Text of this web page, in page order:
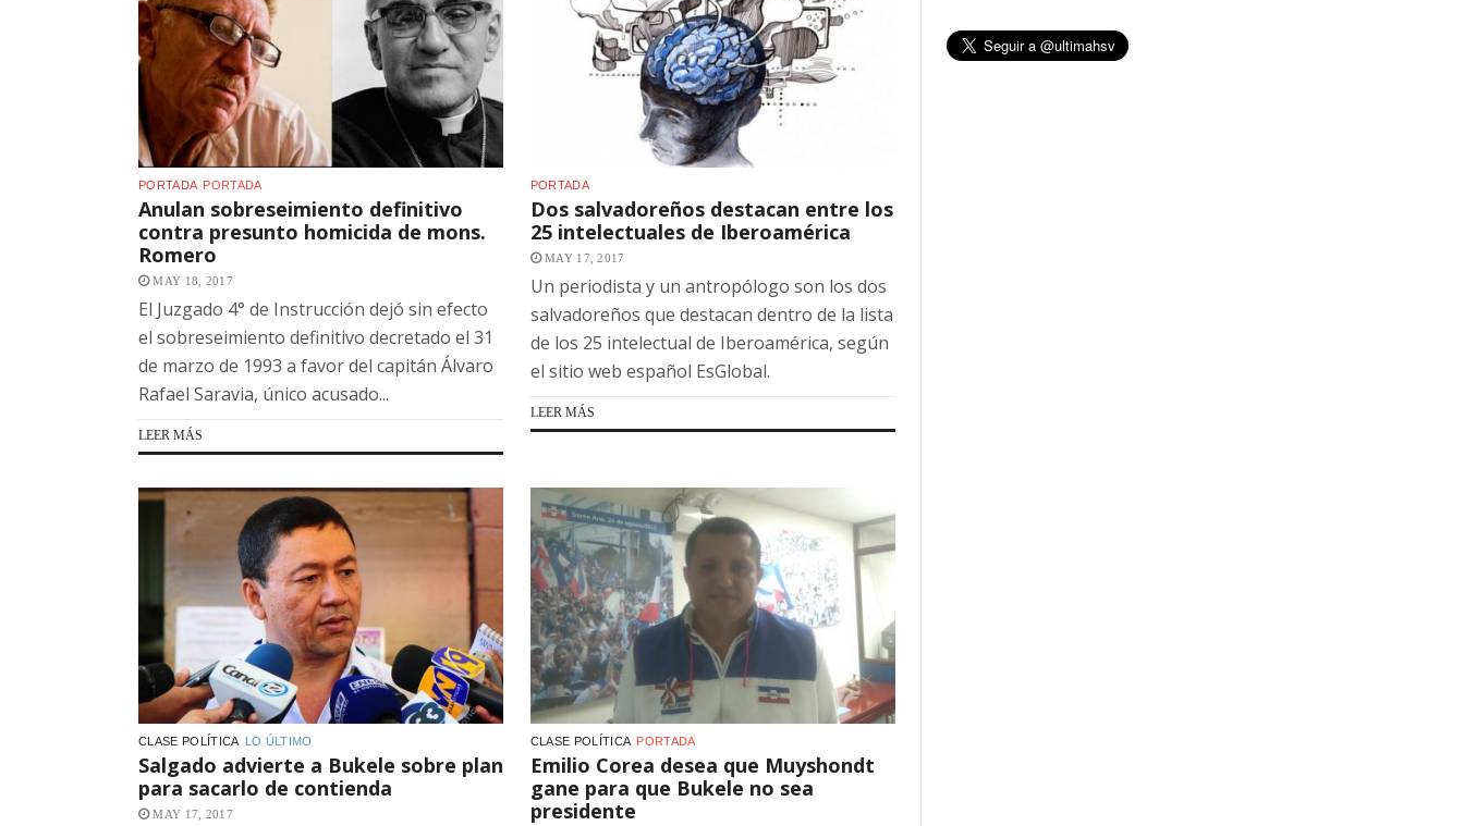
PORTADA PORTADA
Anulan sobreseimiento definitivo
contra presunto homicida de mons.
Romero
MAY 18, 2017
El Juzgado 4° de Instrucción dejó sin efecto
el sobreseimiento definitivo decretado el 31
de marzo de 1993 a favor del capitán Álvaro
Rafael Saravia, único acusado...
LEER MÁS
PORTADA
Dos salvadoreños destacan entre los
25 intelectuales de Iberoamérica
MAY 17, 2017
Un periodista y un antropólogo son los dos
salvadoreños que destacan dentro de la lista
de los 25 intelectual de Iberoamérica, según
el sitio web español EsGlobal.
LEER MÁS
CLASE POLÍTICA LO ÚLTIMO
Salgado advierte a Bukele sobre plan
para sacarlo de contienda
MAY 17, 2017
CLASE POLÍTICA PORTADA
Emilio Corea desea que Muyshondt
gane para que Bukele no sea
presidente